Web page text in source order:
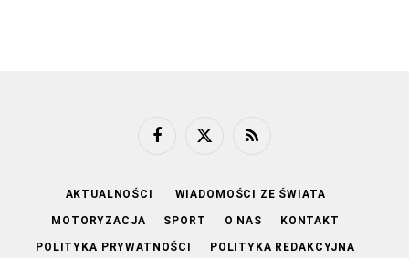
FacebookX
RSS
AKTUALNOŚCI WIADOMOŚCI ZE ŚWIATA
MOTORYZACJA SPORT O NAS KONTAKT
POLITYKA PRYWATNOŚCI POLITYKA REDAKCYJNA